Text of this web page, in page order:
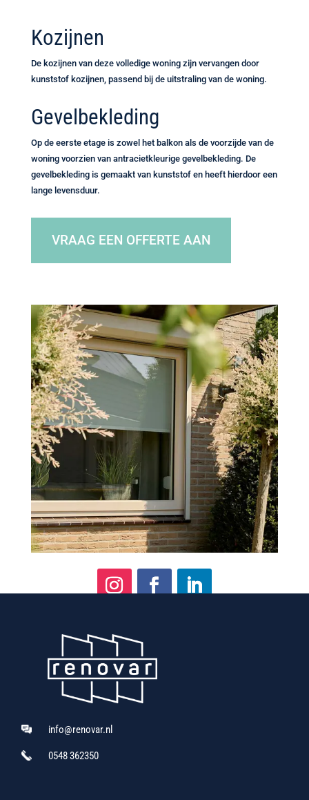
Kozijnen
De kozijnen van deze volledige woning zijn vervangen door
kunststof kozijnen, passend bij de uitstraling van de woning.
Gevelbekleding
Op de eerste etage is zowel het balkon als de voorzijde van de
woning voorzien van antracietkleurige gevelbekleding. De
gevelbekleding is gemaakt van kunststof en heeft hierdoor een
lange levensduur.
VRAAG EEN OFFERTE AAN
info@renovar.nl
0548 362350